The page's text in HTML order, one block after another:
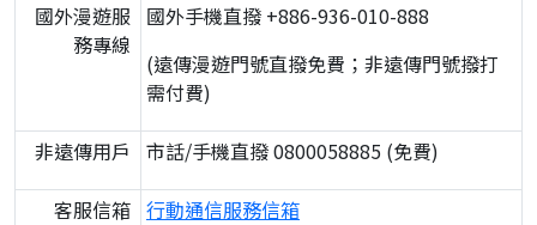
國外漫遊服
務專線
國外手機直撥 +886-936-010-888
(遠傳漫遊門號直撥免費；非遠傳門號撥打
需付費)
非遠傳用戶 市話/手機直撥 0800058885 (免費)
客服信箱 行動通信服務信箱